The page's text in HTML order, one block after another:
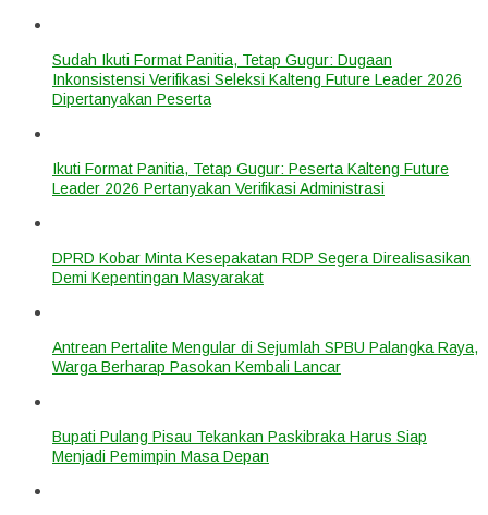
Sudah Ikuti Format Panitia, Tetap Gugur: Dugaan
Inkonsistensi Verifikasi Seleksi Kalteng Future Leader 2026
Dipertanyakan Peserta
Ikuti Format Panitia, Tetap Gugur: Peserta Kalteng Future
Leader 2026 Pertanyakan Verifikasi Administrasi
DPRD Kobar Minta Kesepakatan RDP Segera Direalisasikan
Demi Kepentingan Masyarakat
Antrean Pertalite Mengular di Sejumlah SPBU Palangka Raya,
Warga Berharap Pasokan Kembali Lancar
Bupati Pulang Pisau Tekankan Paskibraka Harus Siap
Menjadi Pemimpin Masa Depan